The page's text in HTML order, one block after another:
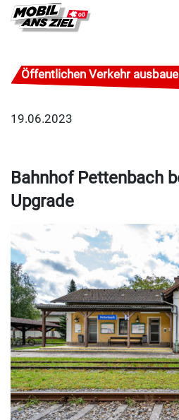
Öffentlichen Verkehr
19.06.2023
Bahnhof Pettenbach
Upgrade